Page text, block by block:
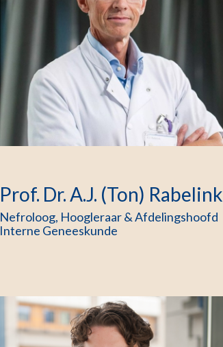
Prof. Dr. A.J. (Ton) Rabelink
Nefroloog, Hoogleraar & Afdelingshoofd
Interne Geneeskunde